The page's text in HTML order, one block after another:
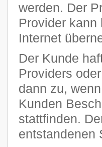
werden. Der
Provider kann
Internet
Der Kunde
Providers
dann zu,
Kunden
stattfinden.
entstandenen